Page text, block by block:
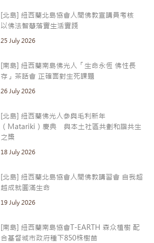
[北島] 紐西蘭北島協會人間佛教宣講員考核
以佛法智慧落實生活實踐
25 July 2026
[南島] 紐西蘭南島佛光人「生命永恆 佛性長
存」茶話會 正確面對生死課題
26 July 2026
[北島] 紐西蘭佛光人參與毛利新年
（Matariki）慶典 與本土社區共劃和諧共生
之槳
18 July 2026
[北島] 紐西蘭北島協會人間佛教講習會 自我超
越成就圓滿生命
19 July 2026
[南島] 紐西蘭南島協會T-EARTH 森众植樹 配
合基督城市政府種下850株樹苗